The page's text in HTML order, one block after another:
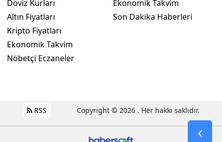
Döviz Kurları
Altın Fiyatları
Kripto Fiyatları
Ekonomik Takvim
Nöbetçi Eczaneler
Ekonomik Takvim
Son Dakika Haberleri
RSS Copyright © 2026 . Her hakkı saklıdır.